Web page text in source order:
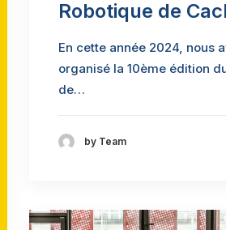
Robotique de
En cette année 2024, nous
organisé la 10ème édition
de…
by Team